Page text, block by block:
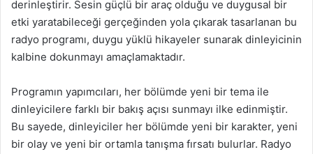
derinleştirir. Sesin güçlü bir araç olduğu ve duygusal bir
etki yaratabileceği gerçeğinden yola çıkarak tasarlanan bu
radyo programı, duygu yüklü hikayeler sunarak dinleyicinin
kalbine dokunmayı amaçlamaktadır.
Programın yapımcıları, her bölümde yeni bir tema ile
dinleyicilere farklı bir bakış açısı sunmayı ilke edinmiştir.
Bu sayede, dinleyiciler her bölümde yeni bir karakter, yeni
bir olay ve yeni bir ortamla tanışma fırsatı bulurlar. Radyo